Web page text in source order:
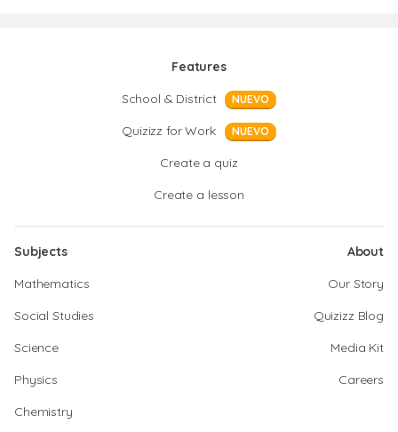
Features
School & District
NUEVO
Quizizz for Work NUEVO
Create a quiz
Create a lesson
Subjects
Mathematics
Social Studies
Science
Physics
Chemistry
About
Our Story
Quizizz Blog
Media Kit
Careers